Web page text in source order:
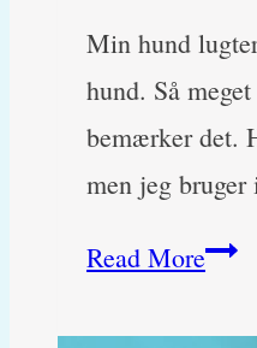
Min hund
hund. Så
bemærker det.
men jeg
Read MoreMin